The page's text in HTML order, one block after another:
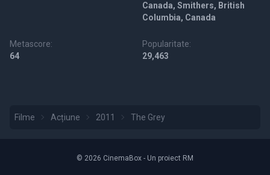
Canada, Smithers, British
Columbia, Canada
Metascore:
64
Popularitate:
29,463
Filme Acțiune 2011 The Grey
© 2026 CinemaBox - Un proiect RM